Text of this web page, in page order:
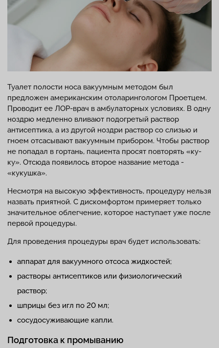
Туалет полости носа вакуумным методом был
предложен американским отоларингологом Проетцем.
Проводит ее ЛОР-врач в амбулаторных условиях. В одну
ноздрю медленно вливают подогретый раствор
антисептика, а из другой ноздри раствор со слизью и
гноем отсасывают вакуумным прибором. Чтобы раствор
не попадал в гортань, пациента просят повторять «ку-
ку». Отсюда появилось второе название метода -
«кукушка».
Несмотря на высокую эффективность, процедуру нельзя
назвать приятной. С дискомфортом примеряет только
значительное облегчение, которое наступает уже после
первой процедуры.
Для проведения процедуры врач будет использовать:
аппарат для вакуумного отсоса жидкостей;
растворы антисептиков или физиологический
раствор;
шприцы без игл по 20 мл;
сосудосуживающие капли.
Подготовка к промыванию